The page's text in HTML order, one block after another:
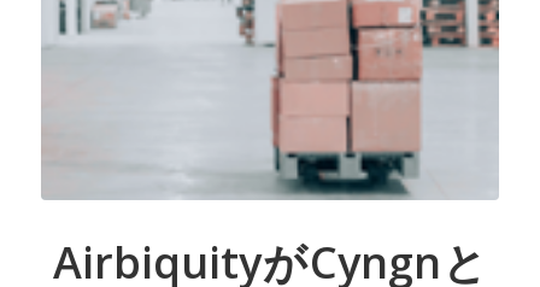
AirbiquityがCyngnと